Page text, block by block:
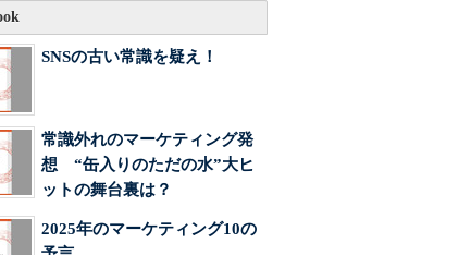
SNSの古い常識を疑え！
常識外れのマーケティング発
想 “缶入りのただの水”大ヒ
ットの舞台裏は？
2025年のマーケティング10の